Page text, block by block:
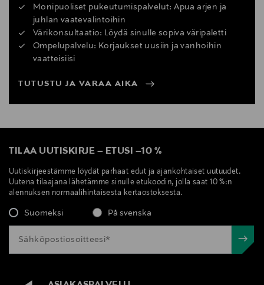
Monipuoliset pukeutumispalvelut: Apua arjen ja
juhlan vaatevalintoihin
Värikonsultaatio: Löydä sinulle sopiva väripaletti
Ompelupalvelu: Korjaukset uusiin ja vanhoihin
vaatteisiisi
TUTUSTU JA VARAA AIKA
TILAA UUTISKIRJE – ETUSI –10 %
Uutiskirjeestämme löydät parhaat edut ja ajankohtaiset uutuudet.
Uutena tilaajana lähetämme sinulle etukoodin, jolla saat 10 %:n
alennuksen normaalihintaisesta kertaostoksesta.
Suomeksi På svenska